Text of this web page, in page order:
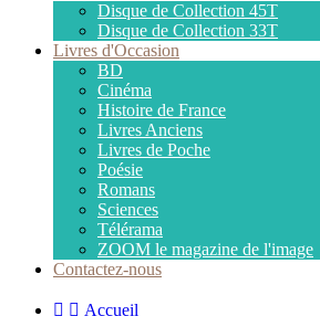
Disque de Collection 45T
Disque de Collection 33T
Livres d'Occasion
BD
Cinéma
Histoire de France
Livres Anciens
Livres de Poche
Poésie
Romans
Sciences
Télérama
ZOOM le magazine de l'image
Contactez-nous
  Accueil